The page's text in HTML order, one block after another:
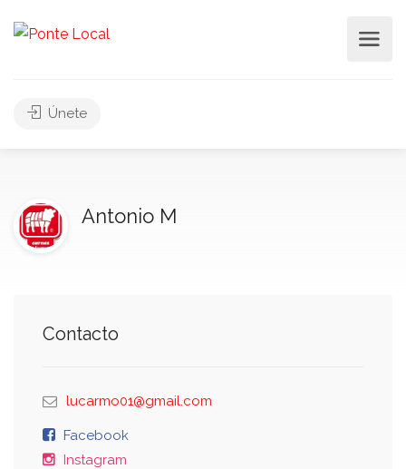
Únete
Antonio M
Contacto
lucarmo01@gmail.com
Facebook
Instagram